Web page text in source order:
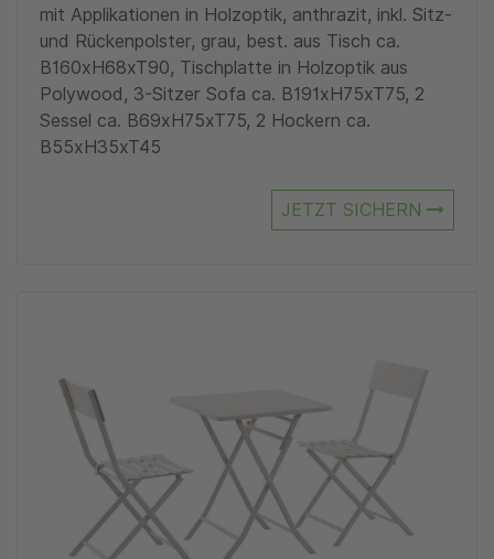
mit Applikationen in Holzoptik, anthrazit, inkl. Sitz-
und Rückenpolster, grau, best. aus Tisch ca.
B160xH68xT90, Tischplatte in Holzoptik aus
Polywood, 3-Sitzer Sofa ca. B191xH75xT75, 2
Sessel ca. B69xH75xT75, 2 Hockern ca.
B55xH35xT45
JETZT SICHERN